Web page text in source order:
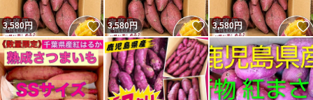
3,580円 いいね！
3,580円 いいね！
3,580円